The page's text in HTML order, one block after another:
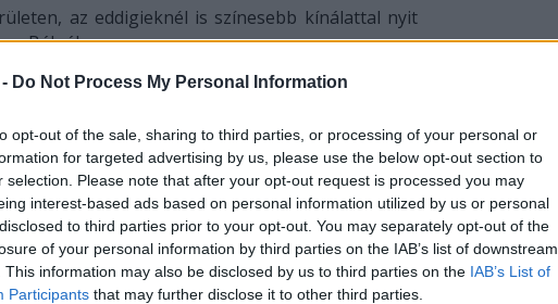
Do Not Process My Personal Information
opt-out of the sale, sharing to third parties, or processing of your personal or
for targeted advertising by us, please use the below opt-out section to
selection. Please note that after your opt-out request is processed you may
interest-based ads based on personal information utilized by us or personal
to third parties prior to your opt-out. You may separately opt-out of the
of your personal information by third parties on the IAB’s list of downstream
This information may also be disclosed by us to third parties on the IAB’s List of
Participants that may further disclose it to other third parties.
az eddigieknél is színesebb kínálattal nyit
a Bálnában.